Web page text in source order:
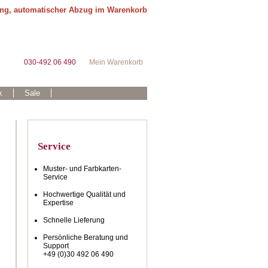
automatischer Abzug im Warenkorb
Mein Warenkorb
030-492 06 490
Sale
Service
Muster- und Farbkarten-
Service
Hochwertige Qualität und
Expertise
Schnelle Lieferung
Persönliche Beratung und
Support
+49 (0)30 492 06 490